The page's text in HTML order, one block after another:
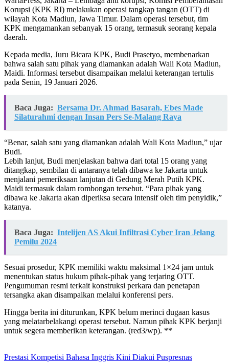
Korupsi (KPK RI) melakukan operasi tangkap tangan (OTT) di
wilayah Kota Madiun, Jawa Timur. Dalam operasi tersebut, tim
KPK mengamankan sebanyak 15 orang, termasuk seorang kepala
daerah.
Kepada media, Juru Bicara KPK, Budi Prasetyo, membenarkan
bahwa salah satu pihak yang diamankan adalah Wali Kota Madiun,
Maidi. Informasi tersebut disampaikan melalui keterangan tertulis
pada Senin, 19 Januari 2026.
Baca Juga: Bersama Dr. Ahmad Basarah, Ebes Made
Silaturahmi dengan Insan Pers Se-Malang Raya
“Benar, salah satu yang diamankan adalah Wali Kota Madiun,” ujar
Budi.
Lebih lanjut, Budi menjelaskan bahwa dari total 15 orang yang
ditangkap, sembilan di antaranya telah dibawa ke Jakarta untuk
menjalani pemeriksaan lanjutan di Gedung Merah Putih KPK.
Maidi termasuk dalam rombongan tersebut. “Para pihak yang
dibawa ke Jakarta akan diperiksa secara intensif oleh tim penyidik,”
katanya.
Baca Juga: Intelijen AS Akui Infiltrasi Cyber Iran Jelang
Pemilu 2024
Sesuai prosedur, KPK memiliki waktu maksimal 1×24 jam untuk
menentukan status hukum pihak-pihak yang terjaring OTT.
Pengumuman resmi terkait konstruksi perkara dan penetapan
tersangka akan disampaikan melalui konferensi pers.
Hingga berita ini diturunkan, KPK belum merinci dugaan kasus
yang melatarbelakangi operasi tersebut. Namun pihak KPK berjanji
untuk segera memberikan keterangan. (red3/wp). **
Prestasi Kompetisi Bahasa Inggris Kini Diakui Puspresnas